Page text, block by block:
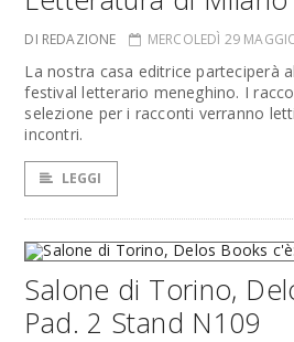
DI REDAZIONE MERCOLEDÌ 29
La nostra casa editrice parteciperà
festival letterario meneghino. I
selezione per i racconti verranno
incontri.
LEGGI
Salone di Torino,
Pad. 2 Stand N109